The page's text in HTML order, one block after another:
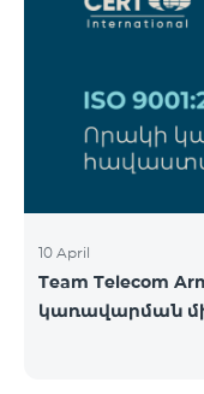
10 April
Team Telecom
կառավարման